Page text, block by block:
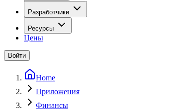
Разработчики
Ресурсы
Цены
Войти
Home
Приложения
Финансы